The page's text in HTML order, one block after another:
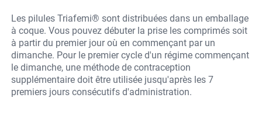
Les pilules Triafemi® sont distribuées dans un emballage
à coque. Vous pouvez débuter la prise les comprimés soit
à partir du premier jour où en commençant par un
dimanche. Pour le premier cycle d'un régime commençant
le dimanche, une méthode de contraception
supplémentaire doit être utilisée jusqu'après les 7
premiers jours consécutifs d'administration.